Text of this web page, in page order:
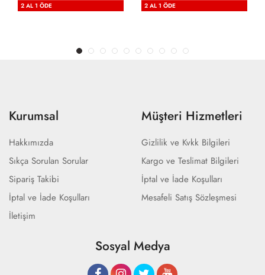
2 AL 1 ÖDE 2 AL 1 ÖDE
Kurumsal
Hakkımızda
Sıkça Sorulan Sorular
Sipariş Takibi
İptal ve İade Koşulları
İletişim
Müşteri Hizmetleri
Gizlilik ve Kvkk Bilgileri
Kargo ve Teslimat Bilgileri
İptal ve İade Koşulları
Mesafeli Satış Sözleşmesi
Sosyal Medya